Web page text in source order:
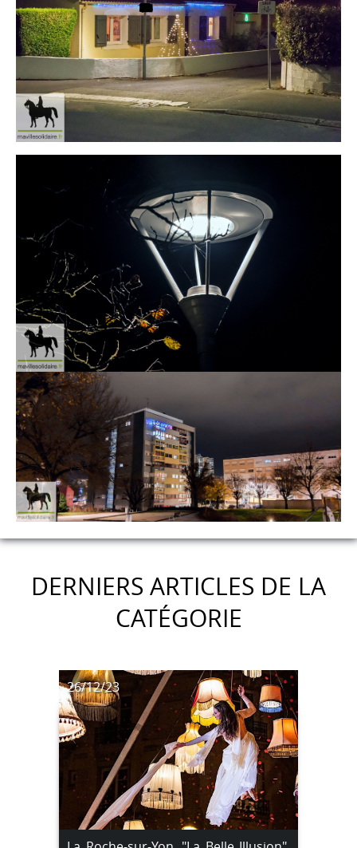
DERNIERS ARTICLES DE LA
CATÉGORIE
26/12/23